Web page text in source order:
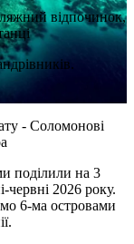
відпочинок,
- Соломонові
поділили на 3
червні 2026 року.
6-ма островами